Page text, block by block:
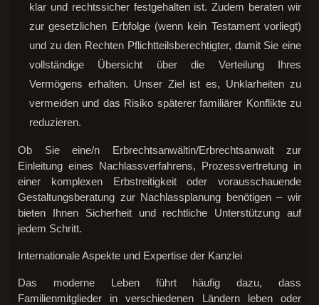
klar und rechtssicher festgehalten ist. Zudem beraten wir
zur gesetzlichen Erbfolge (wenn kein Testament vorliegt)
und zu den Rechten Pflichtteilsberechtigter, damit Sie eine
vollständige Übersicht über die Verteilung Ihres
Vermögens erhalten. Unser Ziel ist es, Unklarheiten zu
vermeiden und das Risiko späterer familiärer Konflikte zu
reduzieren.
Ob Sie eine/n Erbrechtsanwältin/Erbrechtsanwalt zur
Einleitung eines Nachlassverfahrens, Prozessvertretung in
einer komplexen Erbstreitigkeit oder vorausschauende
Gestaltungsberatung zur Nachlassplanung benötigen – wir
bieten Ihnen Sicherheit und rechtliche Unterstützung auf
jedem Schritt.
Internationale Aspekte und Expertise der Kanzlei
Das moderne Leben führt häufig dazu, dass
Familienmitglieder in verschiedenen Ländern leben oder